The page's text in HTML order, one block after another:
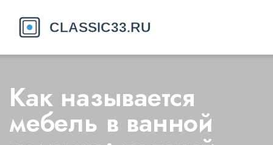
Как называется
мебель в ванной